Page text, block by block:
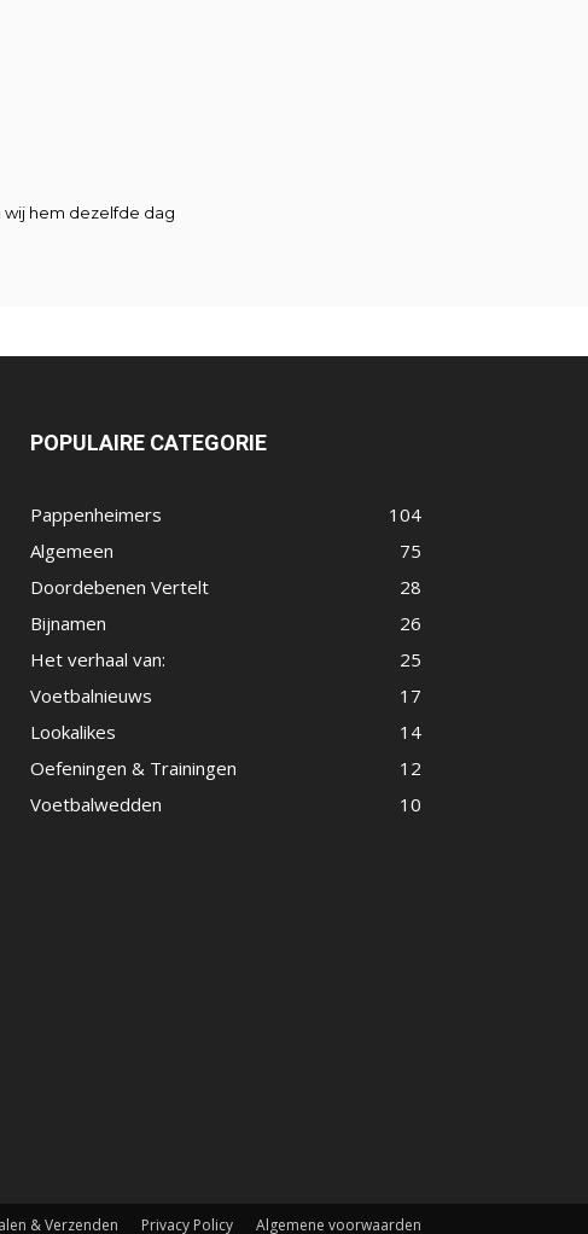
wij hem dezelfde dag
POPULAIRE CATEGORIE
Pappenheimers
104
Algemeen
75
Doordebenen Vertelt
28
Bijnamen
26
Het verhaal van:
25
Voetbalnieuws
17
Lookalikes
14
Oefeningen & Trainingen
12
Voetbalwedden
10
& Verzenden Privacy Policy Algemene voorwaarden